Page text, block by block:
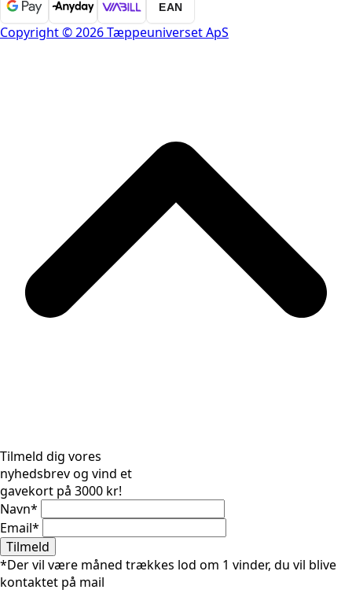
EAN
Copyright © 2026 Tæppeuniverset ApS
Tilmeld dig vores
nyhedsbrev og vind et
gavekort på 3000 kr!
Navn*
Email*
Tilmeld
*Der vil være måned trækkes lod om 1 vinder, du vil blive
kontaktet på mail